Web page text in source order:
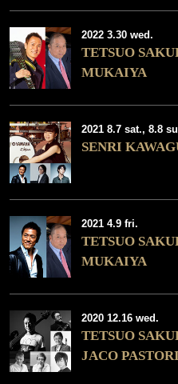
2022 3.30 wed.
TETSUO
MUKAIYA
2021 8.7 sat., 8.8
SENRI
2021 4.9 fri.
TETSUO
MUKAIYA
2020 12.16 wed.
TETSUO
JACO